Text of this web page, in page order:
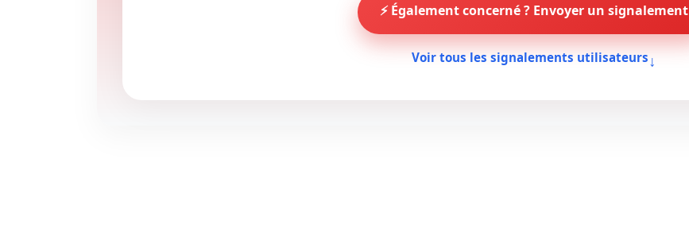
⚡ Également concerné ? Envoyer un signalement
Voir tous les signalements utilisateurs ↓